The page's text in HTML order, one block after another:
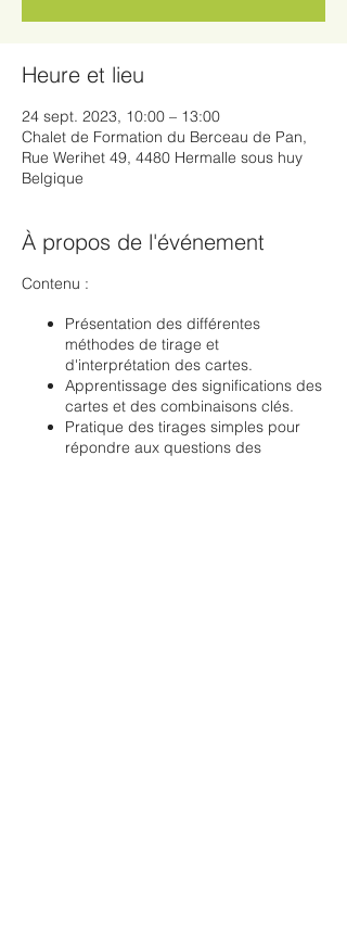
Heure et lieu
24 sept. 2023, 10:00 – 13:00
Chalet de Formation du Berceau de Pan,
Rue Werihet 49, 4480 Hermalle sous huy
Belgique
À propos de l'événement
Contenu :
Présentation des différentes
méthodes de tirage et
d'interprétation des cartes.
Apprentissage des significations des
cartes et des combinaisons clés.
Pratique des tirages simples pour
répondre aux questions des